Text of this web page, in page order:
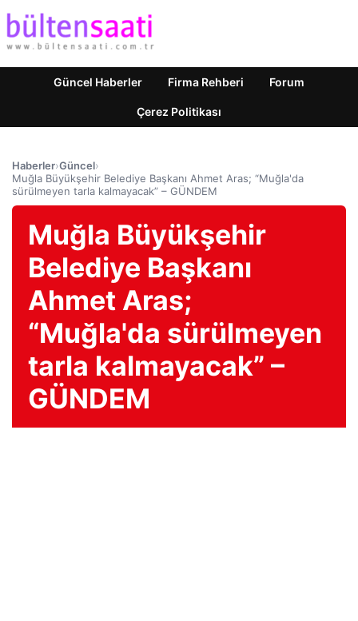
Güncel Haberler Firma Rehberi Forum
Çerez Politikası
Haberler›Güncel›
Muğla Büyükşehir Belediye Başkanı Ahmet Aras; “Muğla'da
sürülmeyen tarla kalmayacak” – GÜNDEM
Muğla Büyükşehir
Belediye Başkanı
Ahmet Aras;
“Muğla'da sürülmeyen
tarla kalmayacak” –
GÜNDEM